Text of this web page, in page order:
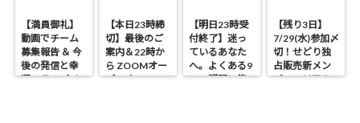
【満員御礼】
動画でチーム
募集報告 ＆ 今
後の発信と幸
運のラッパイ
【本日23時締
切】最後のご
案内＆22時か
ら ZOOMオー
プンオフィス
【明日23時受
付終了】迷っ
ているあなた
へ。よくある9
つの疑問に答
【残り3日】
7/29(水)参加〆
切！せどり独
占販売新メン
バーのリアル